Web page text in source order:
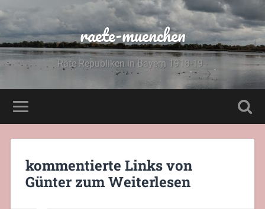
raete-muenchen
Räte-Republiken in Bayern 1918-19 -
kommentierte Links von
Günter zum Weiterlesen